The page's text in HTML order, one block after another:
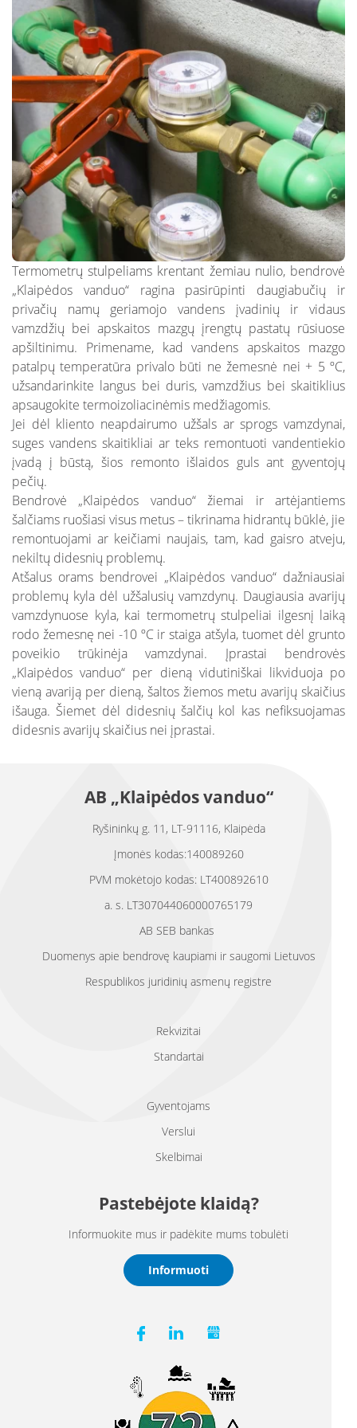
Papildomai teikiamos paslaugos
gyventojams
Nuotekų išvežimas
Skundų nagrinėjimas neteismine tvarka
Prašymai pakloti tinklus iki sklypo ribos
Nuotolinė apskaita
Papildomai teikiamos paslaugos verslui
DUK: Skolos
DUK: Nuotolinė apskaita
DUK: Apsaugos zonos
Termometrų stulpeliams krentant žemiau nulio, bendrovė
„Klaipėdos vanduo“ ragina pasirūpinti daugiabučių ir
privačių namų geriamojo vandens įvadinių ir vidaus
vamzdžių bei apskaitos mazgų įrengtų pastatų rūsiuose
apšiltinimu. Primename, kad vandens apskaitos mazgo
patalpų temperatūra privalo būti ne žemesnė nei + 5 ºC,
užsandarinkite langus bei duris, vamzdžius bei skaitiklius
apsaugokite termoizoliacinėmis medžiagomis.
Jei dėl kliento neapdairumo užšals ar sprogs vamzdynai,
suges vandens skaitikliai ar teks remontuoti vandentiekio
įvadą į būstą, šios remonto išlaidos guls ant gyventojų
pečių.
Bendrovė „Klaipėdos vanduo“ žiemai ir artėjantiems
šalčiams ruošiasi visus metus – tikrinama hidrantų būklė, jie
remontuojami ar keičiami naujais, tam, kad gaisro atveju,
nekiltų didesnių problemų.
Atšalus orams bendrovei „Klaipėdos vanduo“ dažniausiai
problemų kyla dėl užšalusių vamzdynų. Daugiausia avarijų
vamzdynuose kyla, kai termometrų stulpeliai ilgesnį laiką
rodo žemesnę nei -10 ºC ir staiga atšyla, tuomet dėl grunto
poveikio trūkinėja vamzdynai. Įprastai bendrovės
„Klaipėdos vanduo“ per dieną vidutiniškai likviduoja po
vieną avariją per dieną, šaltos žiemos metu avarijų skaičius
išauga. Šiemet dėl didesnių šalčių kol kas nefiksuojamas
didesnis avarijų skaičius nei įprastai.
AB „Klaipėdos vanduo“
Ryšininkų g. 11, LT-91116, Klaipėda
Įmonės kodas:140089260
PVM mokėtojo kodas: LT400892610
a. s. LT307044060000765179
AB SEB bankas
Duomenys apie bendrovę kaupiami ir saugomi Lietuvos
Respublikos juridinių asmenų registre
Rekvizitai
Standartai
Gyventojams
Verslui
Skelbimai
Pastebėjote klaidą?
Informuokite mus ir padėkite mums tobulėti
Informuoti